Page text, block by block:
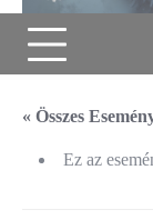
« Összes
Ez az